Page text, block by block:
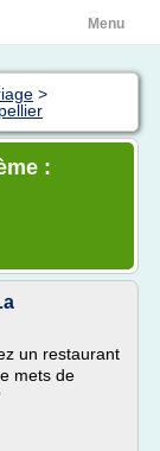
Menu
>
:
un restaurant
mets de